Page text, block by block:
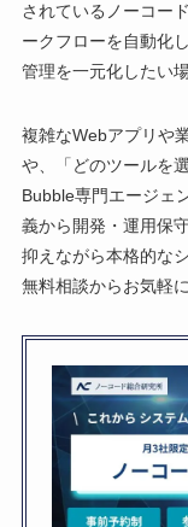
されているノーコー
ークフローを自動化
管理を一元化したい
複雑なWebアプリや
や、「どのツールを
Bubble専門エージェ
義から開発・運用保
抑えながら本格的な
無料相談からお気軽